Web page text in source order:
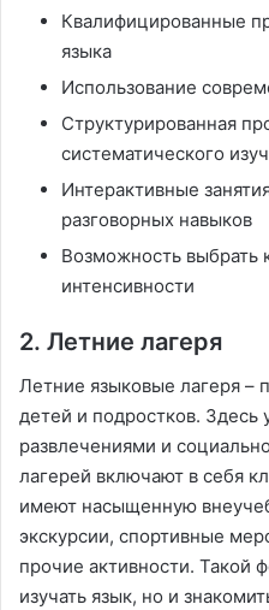
Квалифицированные
языка
Использование
Структурированная
систематического
Интерактивные
разговорных навыков
Возможность выбрать
интенсивности
2. Летние лагеря
Летние языковые лагеря –
детей и подростков. Здесь
развлечениями и
лагерей включают в себя
имеют насыщенную
экскурсии, спортивные
прочие активности. Такой
изучать язык, но и